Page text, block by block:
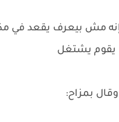
مش بيعرف يقعد في
يشتغل
بمزاح: